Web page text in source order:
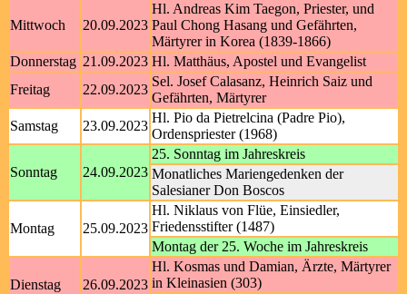
Mittwoch 20.09.2023
Hl. Andreas Kim Taegon, Priester, und
Paul Chong Hasang und Gefährten,
Märtyrer in Korea (1839-1866)
Donnerstag 21.09.2023 Hl. Matthäus, Apostel und Evangelist
Freitag
22.09.2023
Sel. Josef Calasanz, Heinrich Saiz und
Gefährten, Märtyrer
Samstag
23.09.2023
Hl. Pio da Pietrelcina (Padre Pio),
Ordenspriester (1968)
Sonntag 24.09.2023
25. Sonntag im Jahreskreis
Monatliches Mariengedenken der
Salesianer Don Boscos
Montag 25.09.2023
Hl. Niklaus von Flüe, Einsiedler,
Friedensstifter (1487)
Montag der 25. Woche im Jahreskreis
Dienstag 26.09.2023
Hl. Kosmas und Damian, Ärzte, Märtyrer
in Kleinasien (303)